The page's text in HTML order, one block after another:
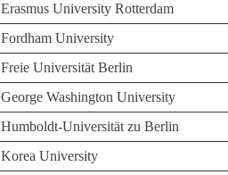
Erasmus University Rotterdam
Fordham University
Freie Universität Berlin
George Washington University
Humboldt-Universität zu Berlin
Korea University